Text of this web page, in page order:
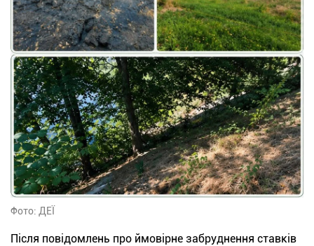
Фото: ДЕЇ
Після повідомлень про ймовірне забруднення ставків